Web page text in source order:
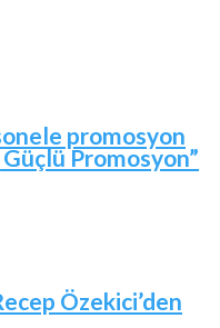
promosyon
Promosyon”
Özekici’den